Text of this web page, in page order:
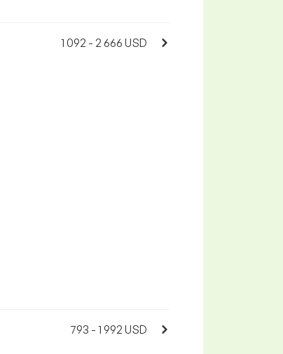
1 092 - 2 666 USD
793 - 1 992 USD